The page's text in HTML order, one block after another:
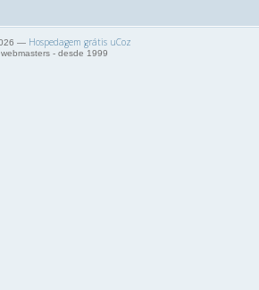
— Hospedagem grátis uCoz
- desde 1999